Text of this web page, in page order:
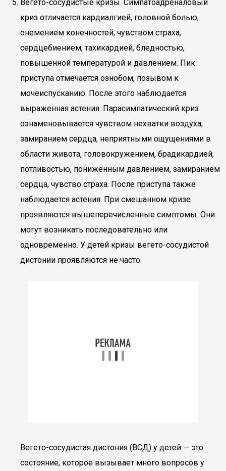
Вегето-сосудистые кризы. Симпатоадреналовый
криз отличается кардиалгией, головной болью,
онемением конечностей, чувством страха,
сердцебиением, тахикардией, бледностью,
повышенной температурой и давлением. Пик
приступа отмечается ознобом, позывом к
мочеиспусканию. После этого наблюдается
выраженная астения. Парасимпатический криз
ознаменовывается чувством нехватки воздуха,
замиранием сердца, неприятными ощущениями в
области живота, головокружением, брадикардией,
потливостью, пониженным давлением, замиранием
сердца, чувство страха. После приступа также
наблюдается астения. При смешанном кризе
проявляются вышеперечисленные симптомы. Они
могут возникать последовательно или
одновременно. У детей кризы вегето-сосудистой
дистонии проявляются не часто.
Вегето-сосудистая дистония (ВСД) у детей — это
состояние, которое вызывает много вопросов у